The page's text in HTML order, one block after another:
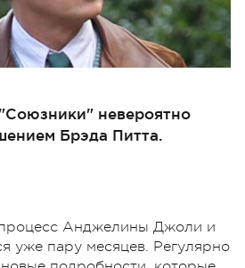
невероятно
Брэда Питта.
Анджелины Джоли и
уже пару месяцев. Регулярно